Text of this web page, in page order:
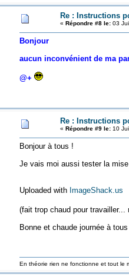
Re : Instructions
« Répondre #8 le:03
Bonjour
aucun inconvénient de ma
@+
Re : Instructions
« Répondre #9 le:10
Bonjour à tous !
Je vais moi aussi tester la
Uploaded with ImageShack.us
(fait trop chaud pour
Bonne et chaude journée à
En théorie rien ne fonctionne et tout le